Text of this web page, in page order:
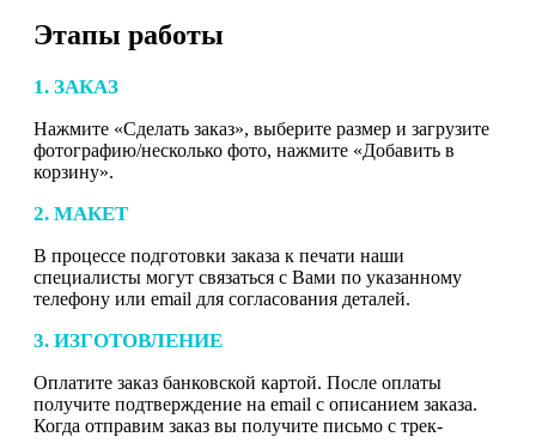
Этапы работы
1. ЗАКАЗ
Нажмите «Сделать заказ», выберите размер и загрузите
фотографию/несколько фото, нажмите «Добавить в
корзину».
2. МАКЕТ
В процессе подготовки заказа к печати наши
специалисты могут связаться с Вами по указанному
телефону или email для согласования деталей.
3. ИЗГОТОВЛЕНИЕ
Оплатите заказ банковской картой. После оплаты
получите подтверждение на email с описанием заказа.
Когда отправим заказ вы получите письмо с трек-